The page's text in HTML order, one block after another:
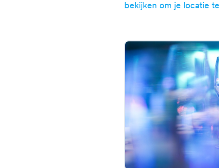
bekijken om je locatie